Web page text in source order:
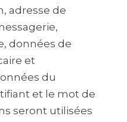
adresse de
données de
et
du
et le mot de
seront utilisées